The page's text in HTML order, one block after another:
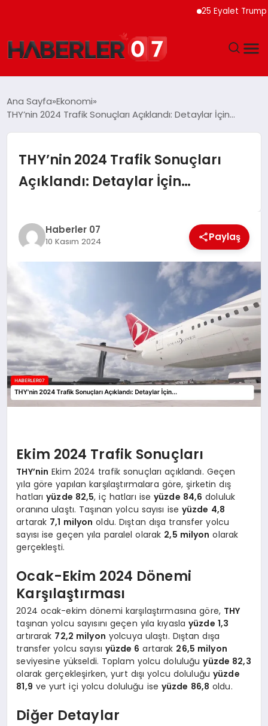
25 Eyalet Trump
YAŞAM
SPOR
EĞITIM
Ana Sayfa Ekonomi
THY’nin 2024 Trafik Sonuçları Açıklandı: Detaylar İçin…
THY’nin 2024 Trafik Sonuçları
Açıklandı: Detaylar İçin…
Haberler 07
10 Kasım 2024 Paylaş
Ekim 2024 Trafik Sonuçları
THY’nin Ekim 2024 trafik sonuçları açıklandı. Geçen
yıla göre yapılan karşılaştırmalara göre, şirketin dış
hatlarıyüzde 82,5, iç hatları ise yüzde 84,6 doluluk
oranına ulaştı. Taşınan yolcu sayısı ise yüzde 4,8
artarak 7,1 milyon oldu. Dıştan dışa transfer yolcu
sayısı ise geçen yıla paralel olarak 2,5 milyon olarak
gerçekleşti.
Ocak-Ekim 2024 Dönemi
Karşılaştırması
2024 ocak-ekim dönemi karşılaştırmasına göre, THY
taşınan yolcu sayısını geçen yıla kıyaslayüzde 1,3
artırarak 72,2 milyon yolcuya ulaştı. Dıştan dışa
transfer yolcu sayısı yüzde 6 artarak 26,5 milyon
seviyesine yükseldi. Toplam yolcu doluluğuyüzde 82,3
olarak gerçekleşirken, yurt dışı yolcu doluluğu yüzde
81,9 ve yurt içi yolcu doluluğu ise yüzde 86,8 oldu.
Diğer Detaylar